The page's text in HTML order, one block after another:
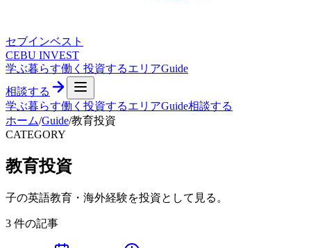
セブインベスト
CEBU INVEST
学ぶ暮らす働く 投資するエリアGuide
相談する
学ぶ暮らす働く 投資するエリアGuide相談する
ホーム/Guide/教育投資
CATEGORY
教育投資
子の英語教育・海外経験を投資として見る。
3 件の記事